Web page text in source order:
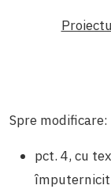
Spre modificare:
pct. 4, cu
împuternicit